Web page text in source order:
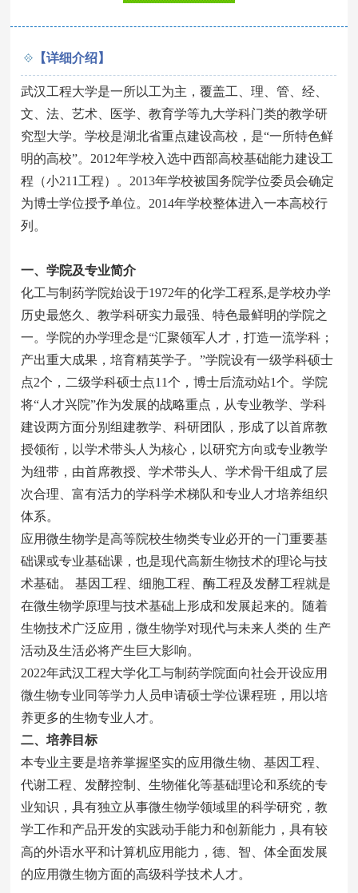
【详细介绍】
武汉工程大学是一所以工为主，覆盖工、理、管、经、
文、法、艺术、医学、教育学等九大学科门类的教学研
究型大学。学校是湖北省重点建设高校，是“一所特色鲜
明的高校”。2012年学校入选中西部高校基础能力建设工
程（小211工程）。2013年学校被国务院学位委员会确定
为博士学位授予单位。2014年学校整体进入一本高校行
列。
一、学院及专业简介
化工与制药学院始设于1972年的化学工程系,是学校办学
历史最悠久、教学科研实力最强、特色最鲜明的学院之
一。学院的办学理念是“汇聚领军人才，打造一流学科；
产出重大成果，培育精英学子。”学院设有一级学科硕士
点2个，二级学科硕士点11个，博士后流动站1个。学院
将“人才兴院”作为发展的战略重点，从专业教学、学科
建设两方面分别组建教学、科研团队，形成了以首席教
授领衔，以学术带头人为核心，以研究方向或专业教学
为纽带，由首席教授、学术带头人、学术骨干组成了层
次合理、富有活力的学科学术梯队和专业人才培养组织
体系。
应用微生物学是高等院校生物类专业必开的一门重要基
础课或专业基础课，也是现代高新生物技术的理论与技
术基础。 基因工程、细胞工程、酶工程及发酵工程就是
在微生物学原理与技术基础上形成和发展起来的。随着
生物技术广泛应用，微生物学对现代与未来人类的 生产
活动及生活必将产生巨大影响。
2022年武汉工程大学化工与制药学院面向社会开设应用
微生物专业同等学力人员申请硕士学位课程班，用以培
养更多的生物专业人才。
二、培养目标
本专业主要是培养掌握坚实的应用微生物、基因工程、
代谢工程、发酵控制、生物催化等基础理论和系统的专
业知识，具有独立从事微生物学领域里的科学研究，教
学工作和产品开发的实践动手能力和创新能力，具有较
高的外语水平和计算机应用能力，德、智、体全面发展
的应用微生物方面的高级科学技术人才。